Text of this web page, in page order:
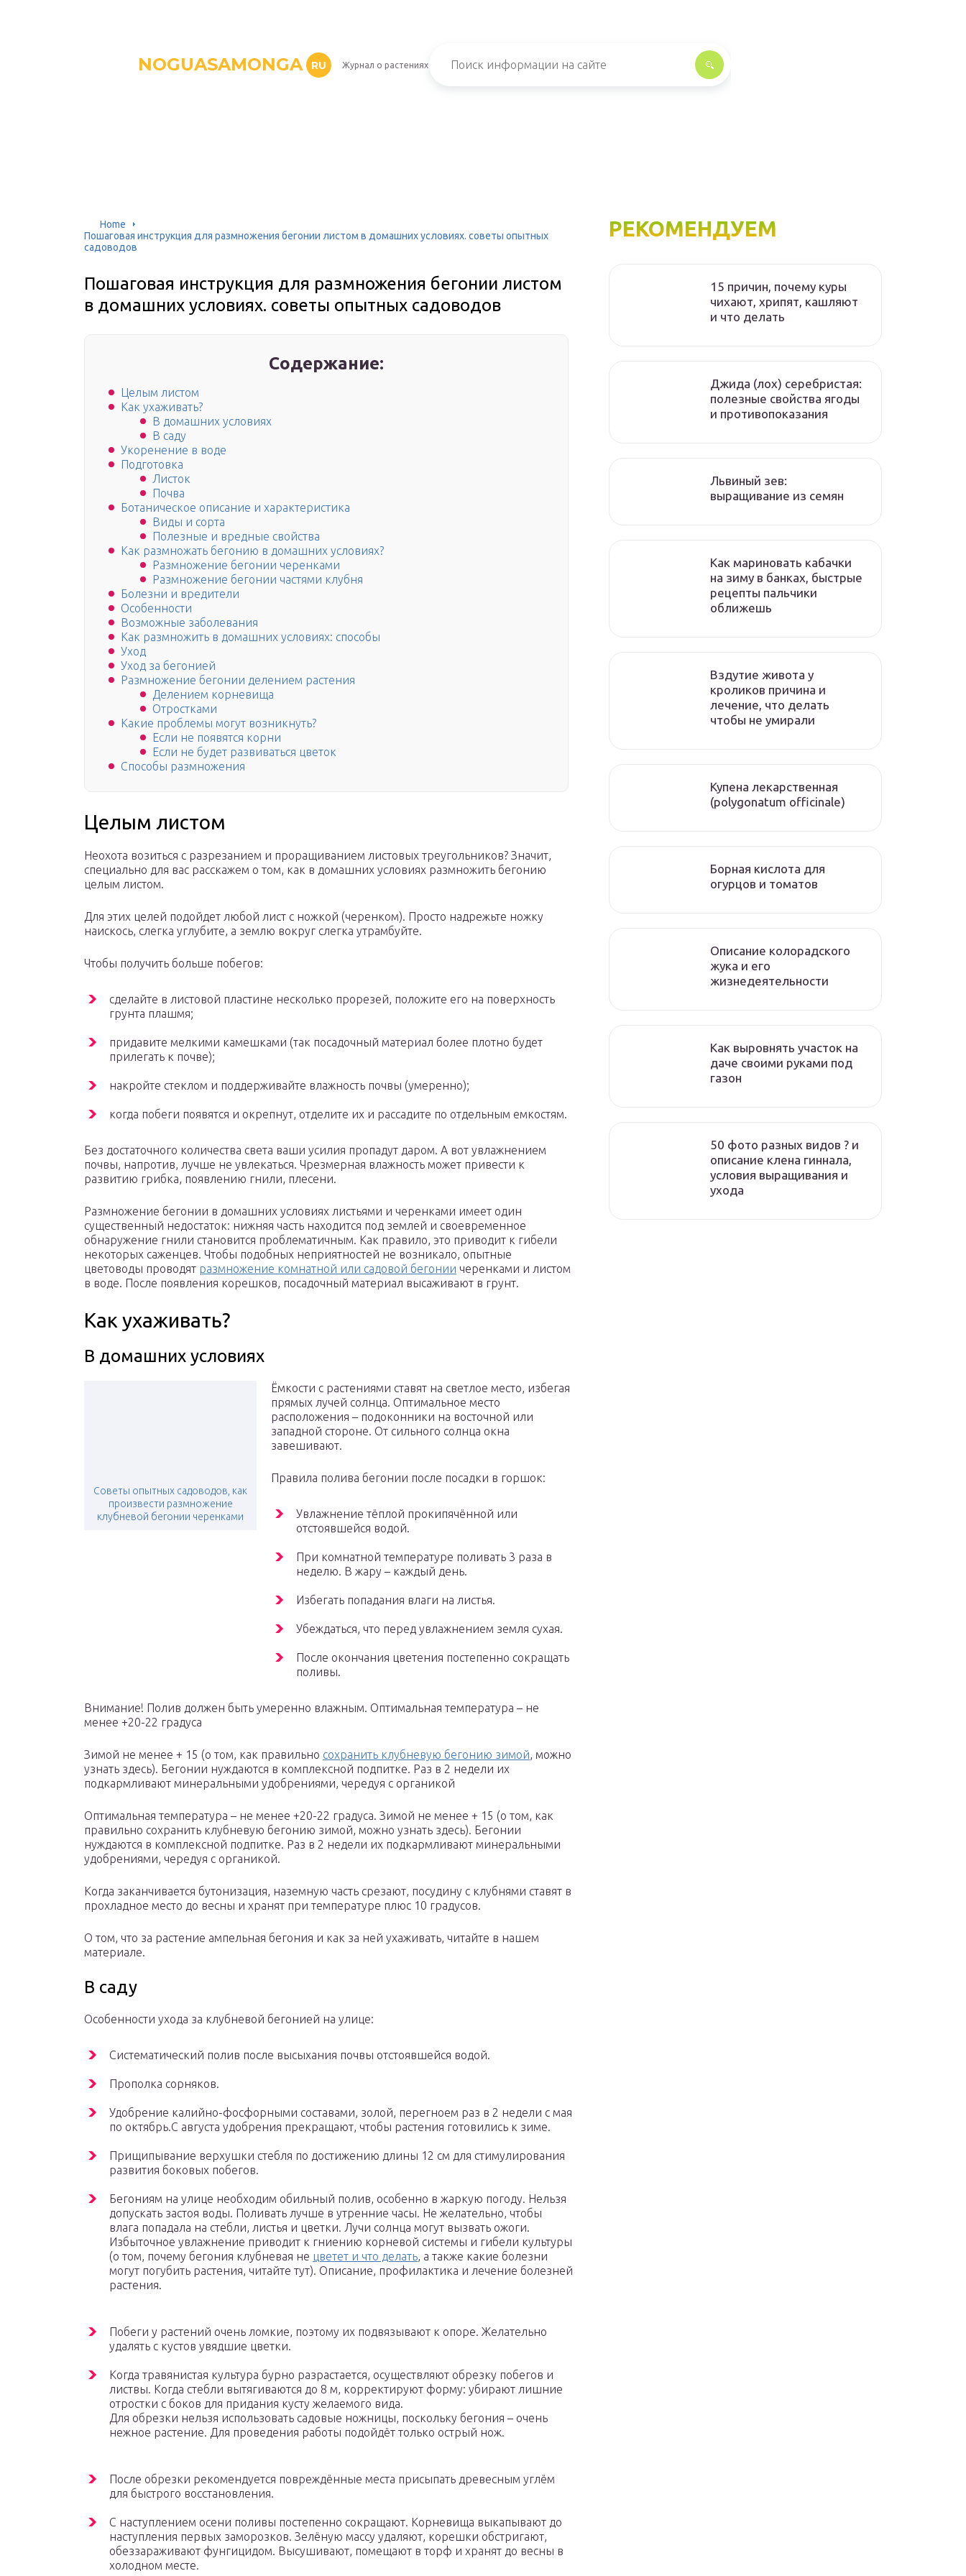
NOGUASAMONGA RU Журнал о растениях
Home
Пошаговая инструкция для размножения бегонии листом в домашних условиях. советы опытных
садоводов
Пошаговая инструкция для размножения бегонии листом
в домашних условиях. советы опытных садоводов
Содержание:
Целым листом
Как ухаживать?
В домашних условиях
В саду
Укоренение в воде
Подготовка
Листок
Почва
Ботаническое описание и характеристика
Виды и сорта
Полезные и вредные свойства
Как размножать бегонию в домашних условиях?
Размножение бегонии черенками
Размножение бегонии частями клубня
Болезни и вредители
Особенности
Возможные заболевания
Как размножить в домашних условиях: способы
Уход
Уход за бегонией
Размножение бегонии делением растения
Делением корневища
Отростками
Какие проблемы могут возникнуть?
Если не появятся корни
Если не будет развиваться цветок
Способы размножения
Целым листом
Неохота возиться с разрезанием и проращиванием листовых треугольников? Значит,
специально для вас расскажем о том, как в домашних условиях размножить бегонию
целым листом.
Для этих целей подойдет любой лист с ножкой (черенком). Просто надрежьте ножку
наискось, слегка углубите, а землю вокруг слегка утрамбуйте.
Чтобы получить больше побегов:
сделайте в листовой пластине несколько прорезей, положите его на поверхность
грунта плашмя;
придавите мелкими камешками (так посадочный материал более плотно будет
прилегать к почве);
накройте стеклом и поддерживайте влажность почвы (умеренно);
когда побеги появятся и окрепнут, отделите их и рассадите по отдельным емкостям.
Без достаточного количества света ваши усилия пропадут даром. А вот увлажнением
почвы, напротив, лучше не увлекаться. Чрезмерная влажность может привести к
развитию грибка, появлению гнили, плесени.
Размножение бегонии в домашних условиях листьями и черенками имеет один
существенный недостаток: нижняя часть находится под землей и своевременное
обнаружение гнили становится проблематичным. Как правило, это приводит к гибели
некоторых саженцев. Чтобы подобных неприятностей не возникало, опытные
цветоводы проводят размножение комнатной или садовой бегонии черенками и листом
в воде. После появления корешков, посадочный материал высаживают в грунт.
Как ухаживать?
В домашних условиях
Советы опытных садоводов, как
произвести размножение
клубневой бегонии черенками
Ёмкости с растениями ставят на светлое место, избегая
прямых лучей солнца. Оптимальное место
расположения – подоконники на восточной или
западной стороне. От сильного солнца окна
завешивают.
Правила полива бегонии после посадки в горшок:
Увлажнение тёплой прокипячённой или
отстоявшейся водой.
При комнатной температуре поливать 3 раза в
неделю. В жару – каждый день.
Избегать попадания влаги на листья.
Убеждаться, что перед увлажнением земля сухая.
После окончания цветения постепенно сокращать
поливы.
Внимание! Полив должен быть умеренно влажным. Оптимальная температура – не
менее +20-22 градуса
Зимой не менее + 15 (о том, как правильно сохранить клубневую бегонию зимой, можно
узнать здесь). Бегонии нуждаются в комплексной подпитке. Раз в 2 недели их
подкармливают минеральными удобрениями, чередуя с органикой
Оптимальная температура – не менее +20-22 градуса. Зимой не менее + 15 (о том, как
правильно сохранить клубневую бегонию зимой, можно узнать здесь). Бегонии
нуждаются в комплексной подпитке. Раз в 2 недели их подкармливают минеральными
удобрениями, чередуя с органикой.
Когда заканчивается бутонизация, наземную часть срезают, посудину с клубнями ставят в
прохладное место до весны и хранят при температуре плюс 10 градусов.
О том, что за растение ампельная бегония и как за ней ухаживать, читайте в нашем
материале.
В саду
Особенности ухода за клубневой бегонией на улице:
Систематический полив после высыхания почвы отстоявшейся водой.
Прополка сорняков.
Удобрение калийно-фосфорными составами, золой, перегноем раз в 2 недели с мая
по октябрь.С августа удобрения прекращают, чтобы растения готовились к зиме.
Прищипывание верхушки стебля по достижению длины 12 см для стимулирования
развития боковых побегов.
Бегониям на улице необходим обильный полив, особенно в жаркую погоду. Нельзя
допускать застоя воды. Поливать лучше в утренние часы. Не желательно, чтобы
влага попадала на стебли, листья и цветки. Лучи солнца могут вызвать ожоги.
Избыточное увлажнение приводит к гниению корневой системы и гибели культуры
(о том, почему бегония клубневая не цветет и что делать, а также какие болезни
могут погубить растения, читайте тут). Описание, профилактика и лечение болезней
растения.
Побеги у растений очень ломкие, поэтому их подвязывают к опоре. Желательно
удалять с кустов увядшие цветки.
Когда травянистая культура бурно разрастается, осуществляют обрезку побегов и
листвы. Когда стебли вытягиваются до 8 м, корректируют форму: убирают лишние
отростки с боков для придания кусту желаемого вида.
Для обрезки нельзя использовать садовые ножницы, поскольку бегония – очень
нежное растение. Для проведения работы подойдёт только острый нож.
После обрезки рекомендуется повреждённые места присыпать древесным углём
для быстрого восстановления.
С наступлением осени поливы постепенно сокращают. Корневища выкапывают до
наступления первых заморозков. Зелёную массу удаляют, корешки обстригают,
обеззараживают фунгицидом. Высушивают, помещают в торф и хранят до весны в
холодном месте.
РЕКОМЕНДУЕМ
15 причин, почему куры
чихают, хрипят, кашляют
и что делать
Джида (лох) серебристая:
полезные свойства ягоды
и противопоказания
Львиный зев:
выращивание из семян
Как мариновать кабачки
на зиму в банках, быстрые
рецепты пальчики
оближешь
Вздутие живота у
кроликов причина и
лечение, что делать
чтобы не умирали
Купена лекарственная
(polygonatum officinale)
Борная кислота для
огурцов и томатов
Описание колорадского
жука и его
жизнедеятельности
Как выровнять участок на
даче своими руками под
газон
50 фото разных видов ? и
описание клена гиннала,
условия выращивания и
ухода